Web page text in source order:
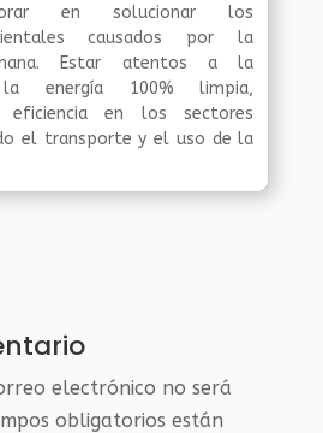
en solucionar los
causados por la
Estar atentos a la
energía 100% limpia,
eficiencia en los sectores
el transporte y el uso de la
electrónico no será
obligatorios están